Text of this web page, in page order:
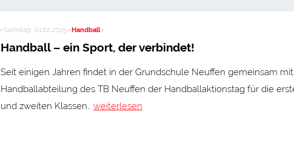
·Samstag, 01.02.2025 · Handball ·
Handball – ein Sport, der verbindet!
Seit einigen Jahren findet in der Grundschule Neuffen gemeinsam
Handballabteilung des TB Neuffen der Handballaktionstag für die
und zweiten Klassen… weiterlesen